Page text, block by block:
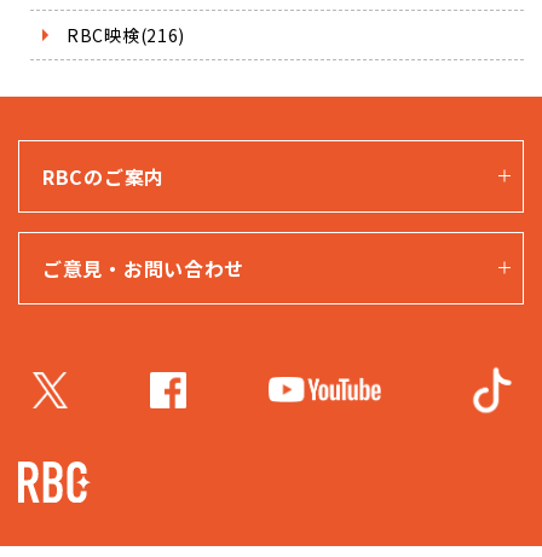
RBC映検(216)
RBCのご案内
ご意見・お問い合わせ